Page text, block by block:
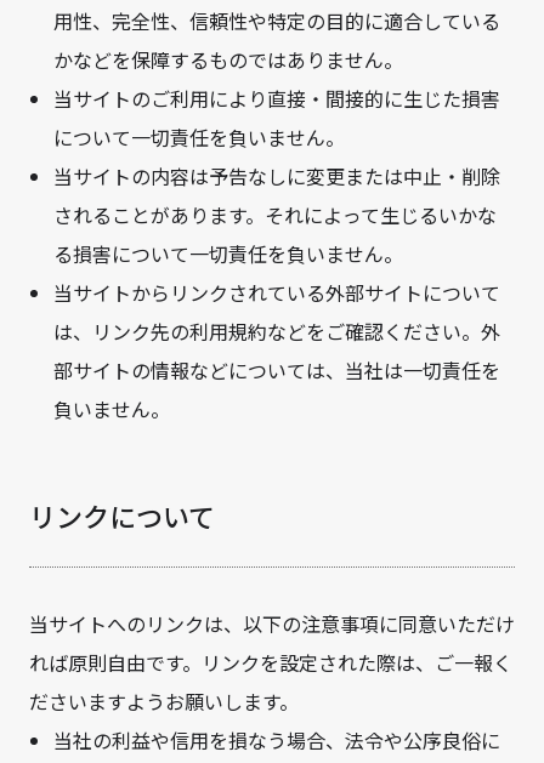
用性、完全性、信頼性や特定の目的に適合している
かなどを保障するものではありません。
当サイトのご利用により直接・間接的に生じた損害
について一切責任を負いません。
当サイトの内容は予告なしに変更または中止・削除
されることがあります。それによって生じるいかな
る損害について一切責任を負いません。
当サイトからリンクされている外部サイトについて
は、リンク先の利用規約などをご確認ください。外
部サイトの情報などについては、当社は一切責任を
負いません。
リンクについて
当サイトへのリンクは、以下の注意事項に同意いただけ
れば原則自由です。リンクを設定された際は、ご一報く
ださいますようお願いします。
当社の利益や信用を損なう場合、法令や公序良俗に